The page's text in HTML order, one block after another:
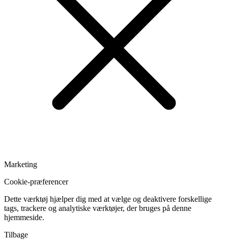
Marketing
Cookie-præferencer
Dette værktøj hjælper dig med at vælge og deaktivere forskellige
tags, trackere og analytiske værktøjer, der bruges på denne
hjemmeside.
Tilbage